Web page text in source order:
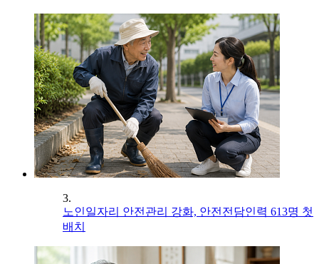
3.
노인일자리 안전관리 강화, 안전전담인력 613명 첫
배치